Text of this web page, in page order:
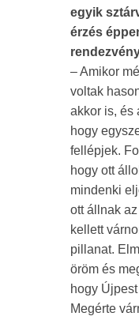
egyik
érzés
– Amikor
voltak
akkor is, és
hogy
fellépjek.
hogy ott
mindenki
ott állnak
kellett
pillanat.
öröm és
hogy
Megérte